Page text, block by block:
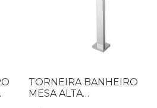
TORNEIRA BANHEIRO
MESA ALTA